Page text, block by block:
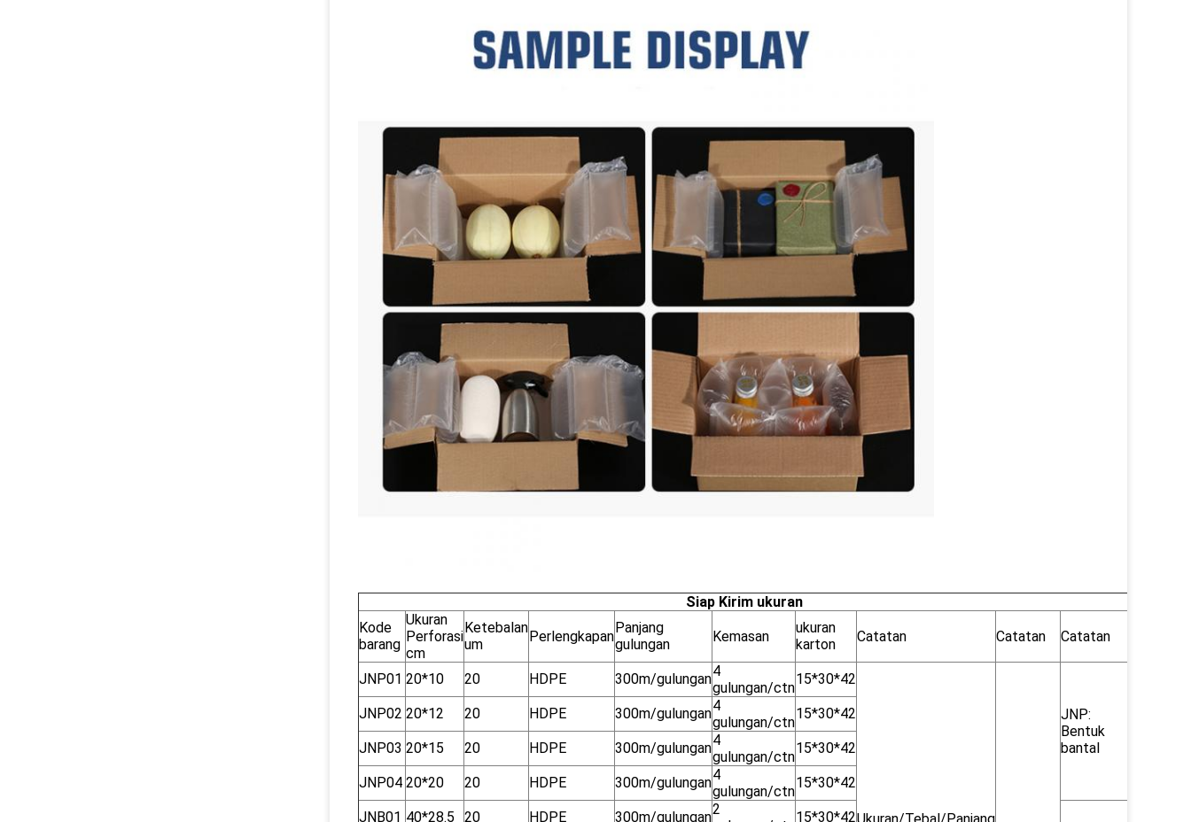
Siap Kirim ukuran
Kode
barang
Ukuran
Perforasi
cm
Ketebalan
um
Perlengkapan
Panjang
gulungan
Kemasan
ukuran
karton
Catatan Catatan Catatan
JNP01 20*10 20 HDPE 300m/gulungan4
gulungan/ctn
15*30*42
JNP:
Bentuk
bantal
JNP02 20*12 20 HDPE 300m/gulungan4
gulungan/ctn
15*30*42
JNP03 20*15 20 HDPE 300m/gulungan4
gulungan/ctn
15*30*42
JNP04 20*20 20 HDPE 300m/gulungan4
gulungan/ctn
15*30*42
JNB01 40*28.5 20 HDPE 300m/gulungan2
15*30*42